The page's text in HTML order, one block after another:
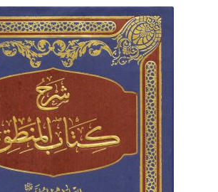
برگه نمونه
برگه نمونه
تماس با ما